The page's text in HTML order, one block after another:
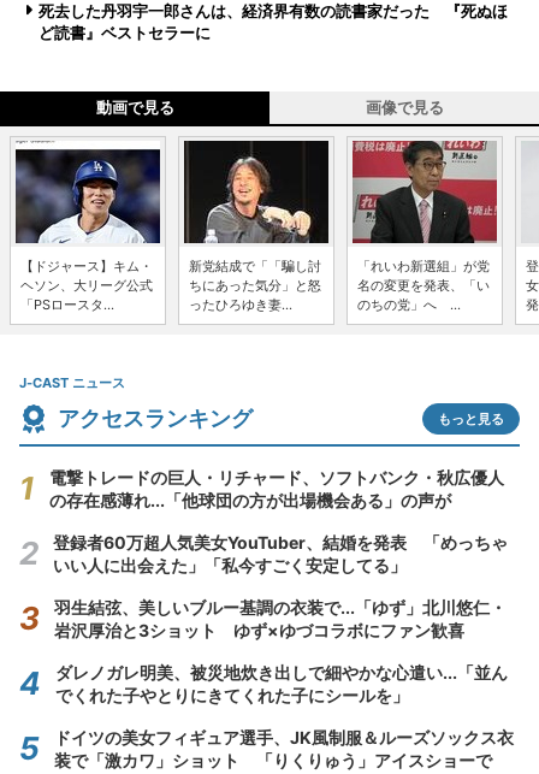
死去した丹羽宇一郎さんは、経済界有数の読書家だった 『死ぬほ
ど読書』ベストセラーに
動画で見る 画像で見る
【ドジャース】キム・
ヘソン、大リーグ公式
「PSロースタ...
新党結成で「「騙し討
ちにあった気分」と怒
ったひろゆき妻...
「れいわ新選組」が党
名の変更を発表、「い
のちの党」へ ...
J-CAST ニュース
アクセスランキング もっと見る
電撃トレードの巨人・リチャード、ソフトバンク・秋広優人
の存在感薄れ...「他球団の方が出場機会ある」の声が
登録者60万超人気美女YouTuber、結婚を発表 「めっちゃ
いい人に出会えた」「私今すごく安定してる」
羽生結弦、美しいブルー基調の衣装で...「ゆず」北川悠仁・
岩沢厚治と3ショット ゆず×ゆづコラボにファン歓喜
ダレノガレ明美、被災地炊き出しで細やかな心遣い...「並ん
でくれた子やとりにきてくれた子にシールを」
ドイツの美女フィギュア選手、JK風制服＆ルーズソックス衣
装で「激カワ」ショット 「りくりゅう」アイスショーで